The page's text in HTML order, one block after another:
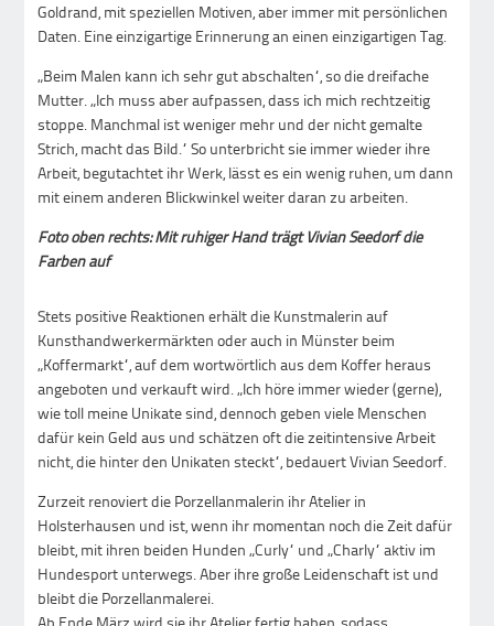
Goldrand, mit speziellen Motiven, aber immer mit persönlichen
Daten. Eine einzigartige Erinnerung an einen einzigartigen Tag.
„Beim Malen kann ich sehr gut abschalten“, so die dreifache
Mutter. „Ich muss aber aufpassen, dass ich mich rechtzeitig
stoppe. Manchmal ist weniger mehr und der nicht gemalte
Strich, macht das Bild.“ So unterbricht sie immer wieder ihre
Arbeit, begutachtet ihr Werk, lässt es ein wenig ruhen, um dann
mit einem anderen Blickwinkel weiter daran zu arbeiten.
Foto oben rechts: Mit ruhiger Hand trägt Vivian Seedorf die
Farben auf
Stets positive Reaktionen erhält die Kunstmalerin auf
Kunsthandwerkermärkten oder auch in Münster beim
„Koffermarkt“, auf dem wortwörtlich aus dem Koffer heraus
angeboten und verkauft wird. „Ich höre immer wieder (gerne),
wie toll meine Unikate sind, dennoch geben viele Menschen
dafür kein Geld aus und schätzen oft die zeitintensive Arbeit
nicht, die hinter den Unikaten steckt“, bedauert Vivian Seedorf.
Zurzeit renoviert die Porzellanmalerin ihr Atelier in
Holsterhausen und ist, wenn ihr momentan noch die Zeit dafür
bleibt, mit ihren beiden Hunden „Curly“ und „Charly“ aktiv im
Hundesport unterwegs. Aber ihre große Leidenschaft ist und
bleibt die Porzellanmalerei.